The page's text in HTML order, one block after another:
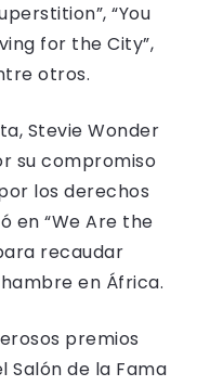
“You
for the City”,
otros.
Stevie Wonder
su compromiso
los derechos
en “We Are the
recaudar
en África.
premios
Salón de la Fama